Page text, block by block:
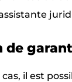
de
il est